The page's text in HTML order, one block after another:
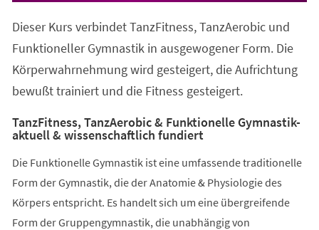
Dieser Kurs verbindet TanzFitness, TanzAerobic und
Funktioneller Gymnastik in ausgewogener Form. Die
Körperwahrnehmung wird gesteigert, die Aufrichtung
bewußt trainiert und die Fitness gesteigert.
TanzFitness, TanzAerobic & Funktionelle Gymnastik-
aktuell & wissenschaftlich fundiert
Die Funktionelle Gymnastik ist eine umfassende traditionelle
Form der Gymnastik, die der Anatomie & Physiologie des
Körpers entspricht. Es handelt sich um eine übergreifende
Form der Gruppengymnastik, die unabhängig von